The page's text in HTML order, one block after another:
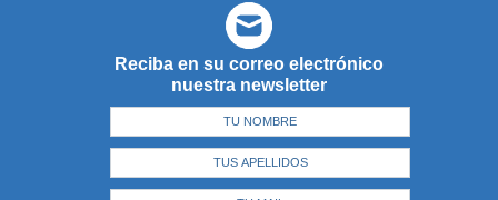
Reciba en su correo electrónico
nuestra newsletter